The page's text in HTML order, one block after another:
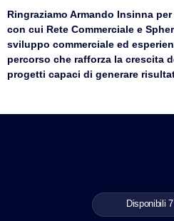
Ringraziamo Armando Insinna
con cui Rete Commerciale e
sviluppo commerciale ed
percorso che rafforza la crescita
progetti capaci di generare
Disponibili